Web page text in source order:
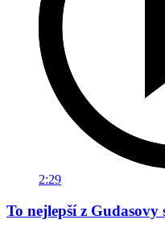
2:29
To nejlepší z Gudasovy